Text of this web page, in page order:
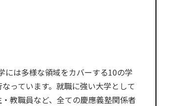
には多様な領域をカバーする10の学
っています。就職に強い大学として
教職員など、全ての慶應義塾関係者